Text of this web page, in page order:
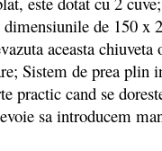
de 150 x
aceasta chiuveta
Sistem de prea plin
practic cand se
sa introducem